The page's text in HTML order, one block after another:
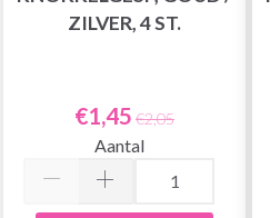
ZILVER, 4 ST.
€1,45 €2,05
Aantal